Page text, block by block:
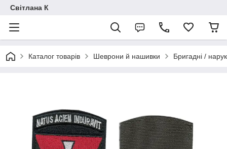
Світлана К
Каталог товарів Шеврони й нашивки Бригадні /